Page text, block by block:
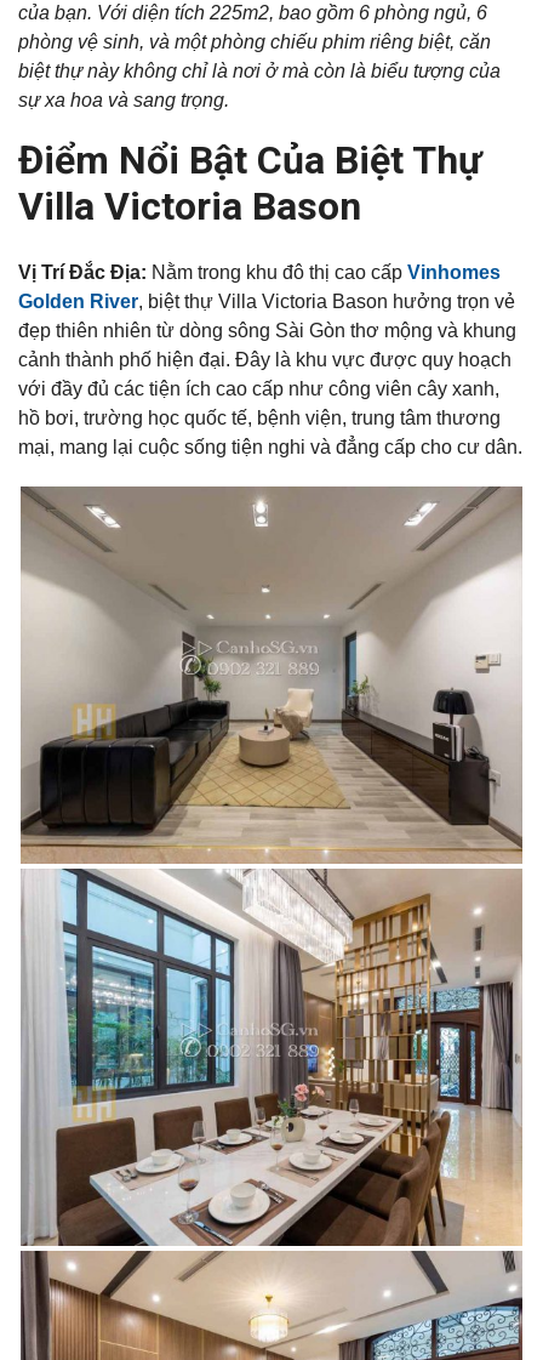
của bạn. Với diện tích 225m2, bao gồm 6 phòng ngủ, 6
phòng vệ sinh, và một phòng chiếu phim riêng biệt, căn
biệt thự này không chỉ là nơi ở mà còn là biểu tượng của
sự xa hoa và sang trọng.
Điểm Nổi Bật Của Biệt Thự
Villa Victoria Bason
Vị Trí Đắc Địa: Nằm trong khu đô thị cao cấp Vinhomes
Golden River, biệt thự Villa Victoria Bason hưởng trọn vẻ
đẹp thiên nhiên từ dòng sông Sài Gòn thơ mộng và khung
cảnh thành phố hiện đại. Đây là khu vực được quy hoạch
với đầy đủ các tiện ích cao cấp như công viên cây xanh,
hồ bơi, trường học quốc tế, bệnh viện, trung tâm thương
mại, mang lại cuộc sống tiện nghi và đẳng cấp cho cư dân.